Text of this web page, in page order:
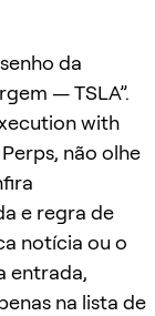
da
— TSLA”.
with
não olhe
e regra de
notícia ou o
entrada,
na lista de